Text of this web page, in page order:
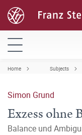
Home Subjects
Simon Grund
Exzess ohne
Balance und